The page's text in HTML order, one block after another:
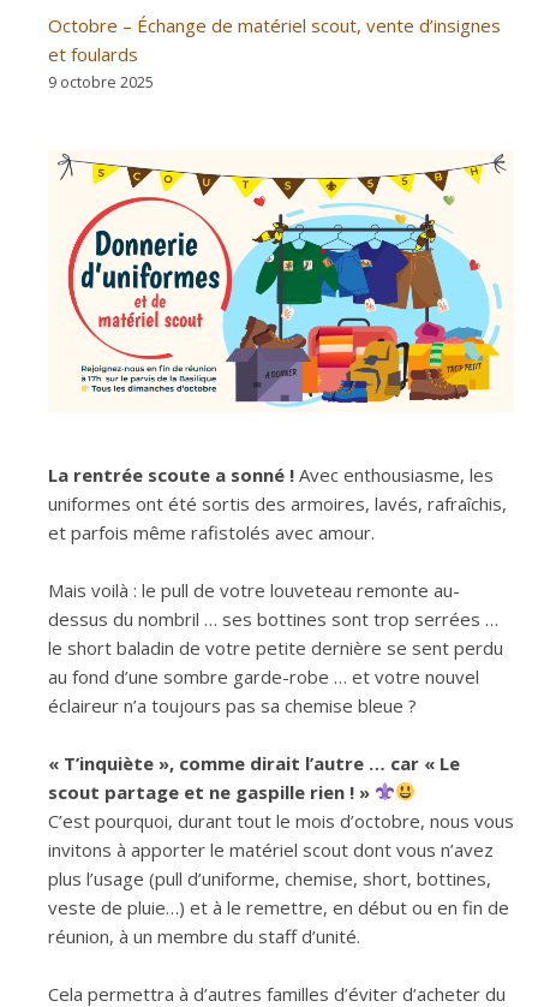
Octobre – Échange de matériel scout, vente d’insignes
et foulards
9 octobre 2025
La rentrée scoute a sonné ! Avec enthousiasme, les
uniformes ont été sortis des armoires, lavés, rafraîchis,
et parfois même rafistolés avec amour.
Mais voilà : le pull de votre louveteau remonte au-
dessus du nombril … ses bottines sont trop serrées …
le short baladin de votre petite dernière se sent perdu
au fond d’une sombre garde-robe … et votre nouvel
éclaireur n’a toujours pas sa chemise bleue ?
« T’inquiète », comme dirait l’autre … car « Le
scout partage et ne gaspille rien ! »
C’est pourquoi, durant tout le mois d’octobre, nous vous
invitons à apporter le matériel scout dont vous n’avez
plus l’usage (pull d’uniforme, chemise, short, bottines,
veste de pluie…) et à le remettre, en début ou en fin de
réunion, à un membre du staff d’unité.
Cela permettra à d’autres familles d’éviter d’acheter du